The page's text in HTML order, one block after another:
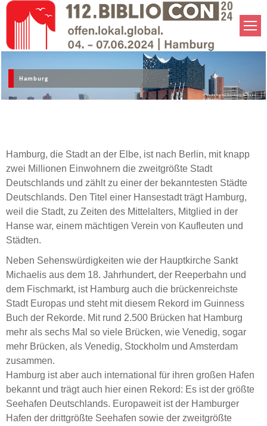
Hamburg
© Mediaserver Hamburg - Andreas
Vallbracht
Hamburg, die Stadt an der Elbe, ist nach Berlin, mit knapp
zwei Millionen Einwohnern die zweitgrößte Stadt
Deutschlands und zählt zu einer der bekanntesten Städte
Deutschlands. Den Titel einer Hansestadt trägt Hamburg,
weil die Stadt, zu Zeiten des Mittelalters, Mitglied in der
Hanse war, einem mächtigen Verein von Kaufleuten und
Städten.
Neben Sehenswürdigkeiten wie der Hauptkirche Sankt
Michaelis aus dem 18. Jahrhundert, der Reeperbahn und
dem Fischmarkt, ist Hamburg auch die brückenreichste
Stadt Europas und steht mit diesem Rekord im Guinness
Buch der Rekorde. Mit rund 2.500 Brücken hat Hamburg
mehr als sechs Mal so viele Brücken, wie Venedig, sogar
mehr Brücken, als Venedig, Stockholm und Amsterdam
zusammen.
Hamburg ist aber auch international für ihren großen Hafen
bekannt und trägt auch hier einen Rekord: Es ist der größte
Seehafen Deutschlands. Europaweit ist der Hamburger
Hafen der drittgrößte Seehafen sowie der zweitgrößte